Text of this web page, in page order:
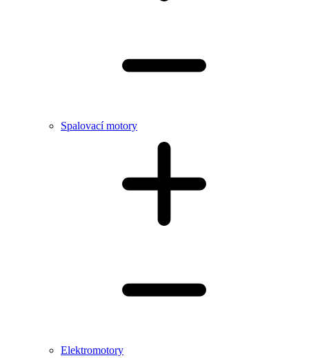
Spalovací motory
Elektromotory